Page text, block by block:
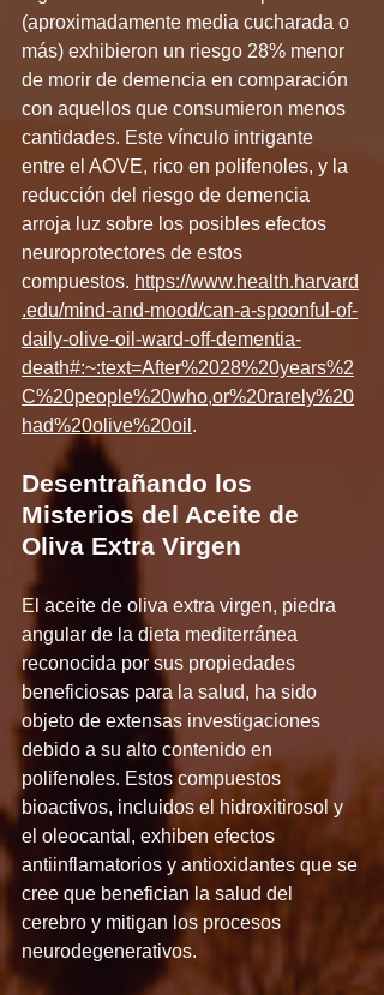
(aproximadamente media cucharada o
más) exhibieron un riesgo 28% menor
de morir de demencia en comparación
con aquellos que consumieron menos
cantidades. Este vínculo intrigante
entre el AOVE, rico en polifenoles, y la
reducción del riesgo de demencia
arroja luz sobre los posibles efectos
neuroprotectores de estos
compuestos. https://www.health.harvard
.edu/mind-and-mood/can-a-spoonful-of-
daily-olive-oil-ward-off-dementia-
death#:~:text=After%2028%20years%2
C%20people%20who,or%20rarely%20
had%20olive%20oil .
Desentrañando los
Misterios del Aceite de
Oliva Extra Virgen
El aceite de oliva extra virgen, piedra
angular de la dieta mediterránea
reconocida por sus propiedades
beneficiosas para la salud, ha sido
objeto de extensas investigaciones
debido a su alto contenido en
polifenoles. Estos compuestos
bioactivos, incluidos el hidroxitirosol y
el oleocantal, exhiben efectos
antiinflamatorios y antioxidantes que se
cree que benefician la salud del
cerebro y mitigan los procesos
neurodegenerativos.